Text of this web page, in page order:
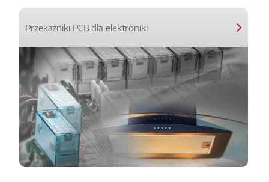
Przekaźniki PCB dla elektroniki